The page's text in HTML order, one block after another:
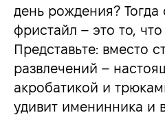
день рождения?
фристайл – это то,
Представьте: вместо
развлечений –
акробатикой и
удивит именинника и